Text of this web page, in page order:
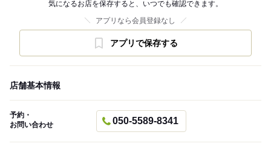
気になるお店を保存すると、いつでも確認できます。
アプリなら会員登録なし
アプリで保存する
店舗基本情報
予約・
お問い合わせ
050-5589-8341